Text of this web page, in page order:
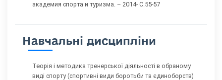
академия спорта и туризма. – 2014- С.55-57
Навчальні дисципліни
Теорія і методика тренерської діяльності в обраному
виді спорту (спортивні види боротьби та єдиноборств)